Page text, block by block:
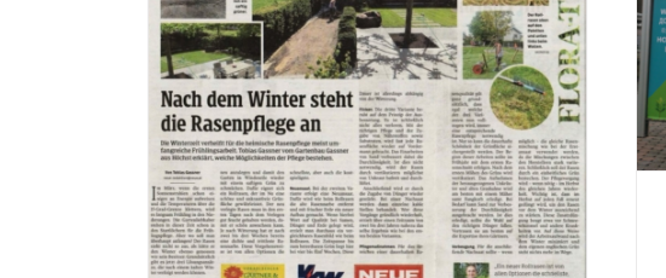
Besuch auf der IPM-Messe 2019 in Essen
Unternehmen